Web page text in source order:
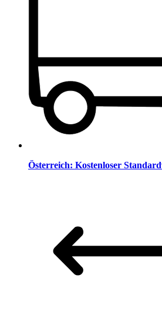
Österreich: Kostenloser